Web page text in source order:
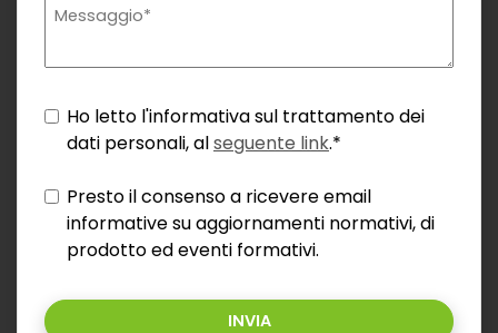
Ho letto l'informativa sul trattamento dei
dati personali, alseguente link.*
Presto il consenso a ricevere email
informative su aggiornamenti normativi, di
prodotto ed eventi formativi.
INVIA